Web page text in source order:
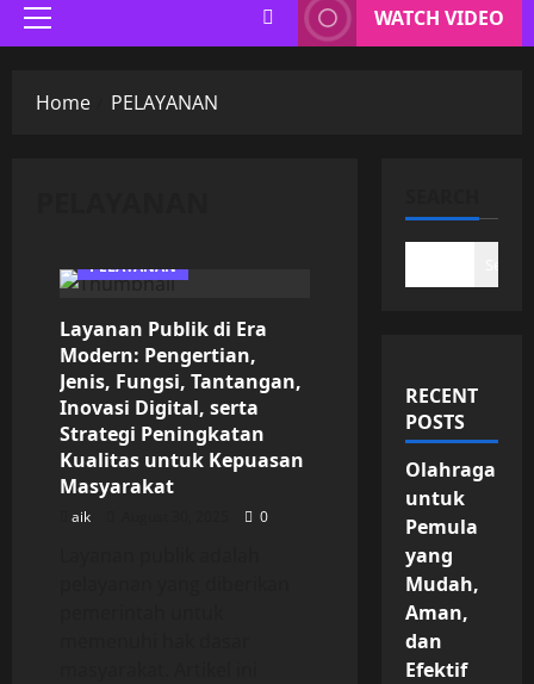
Primary
Menu
WATCH VIDEO
Home PELAYANAN
PELAYANAN
Layanan Publik di Era
Modern: Pengertian,
Jenis, Fungsi, Tantangan,
Inovasi Digital, serta
Strategi Peningkatan
Kualitas untuk Kepuasan
Masyarakat
aik 0
RECENT
POSTS
Olahraga
untuk
Pemula
yang
Mudah,
Aman,
dan
Efektif